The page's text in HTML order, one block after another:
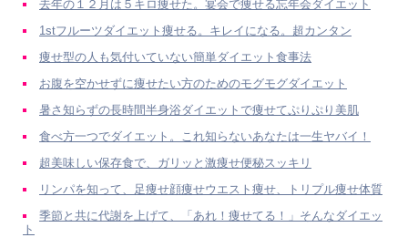
去年の１２月は５キロ痩せた。宴会で痩せる忘年会ダイエット
1stフルーツダイエット痩せる。キレイになる。超カンタン
痩せ型の人も気付いていない簡単ダイエット食事法
お腹を空かせずに痩せたい方のためのモグモグダイエット
暑さ知らずの長時間半身浴ダイエットで痩せてぷりぷり美肌
食べ方一つでダイエット。これ知らないあなたは一生ヤバイ！
超美味しい保存食で、ガリッと激痩せ便秘スッキリ
リンパを知って、足痩せ顔痩せウエスト痩せ、トリプル痩せ体質
季節と共に代謝を上げて、「あれ！痩せてる！」そんなダイエッ
ト